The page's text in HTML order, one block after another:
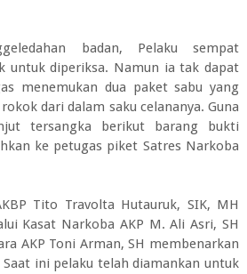
badan, Pelaku sempat
untuk diperiksa. Namun ia tak dapat
menemukan dua paket sabu yang
dari dalam saku celananya. Guna
tersangka berikut barang bukti
ke petugas piket Satres Narkoba
Tito Travolta Hutauruk, SIK, MH
Kasat Narkoba AKP M. Ali Asri, SH
AKP Toni Arman, SH membenarkan
ini pelaku telah diamankan untuk